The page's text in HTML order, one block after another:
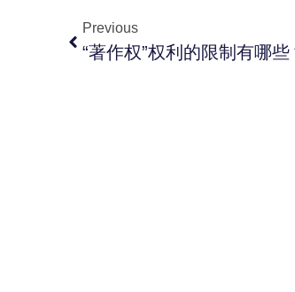
Previous
“著作权”权利的限制有哪些